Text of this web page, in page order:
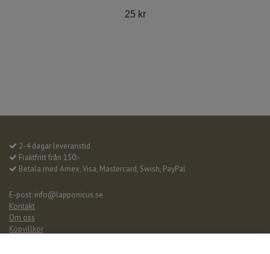
25 kr
2-4 dagar leveranstid
Fraktfritt från 150:-
Betala med Amex, Visa, Mastercard, Swish, PayPal
E-post: info@lapponicus.se
Kontakt
Om oss
Köpvillkor